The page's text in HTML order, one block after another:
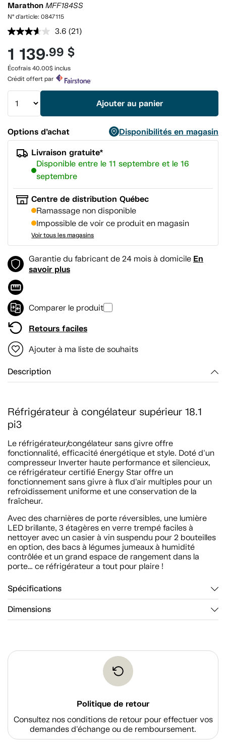
Marathon MFF184SS
N° d'article: 0847115
3.6 Lire
21
commentaires.
Lien
la
même
(21)
1 139.99 $
Écofrais 40.00$ inclus
Crédit offert par
Ajouter au panier
Options d’achat
Disponibilités en magasin
Livraison gratuite*
Disponible entre le 11 septembre et le 16
septembre
Centre de distribution Québec
Ramassage non disponible
Impossible de voir ce produit en magasin
Voir tous les magasins
Garantie du fabricant de 24 mois à domicile En
savoir plus
Comparer le produit
Retours faciles
Ajouter à ma liste de souhaits
Description
Réfrigérateur à congélateur supérieur 18.1
pi3
Le réfrigérateur/congélateur sans givre offre
fonctionnalité, efficacité énergétique et style. Doté d'un
compresseur Inverter haute performance et silencieux,
ce réfrigérateur certifié Energy Star offre un
fonctionnement sans givre à flux d'air multiples pour un
refroidissement uniforme et une conservation de la
fraîcheur.
Avec des charnières de porte réversibles, une lumière
LED brillante, 3 étagères en verre trempé faciles à
nettoyer avec un casier à vin suspendu pour 2 bouteilles
en option, des bacs à légumes jumeaux à humidité
contrôlée et un grand espace de rangement dans la
porte… ce réfrigérateur a tout pour plaire !
Spécifications
Dimensions
Politique de retour
Consultez nos conditions de retour pour effectuer vos
demandes d'échange ou de remboursement.